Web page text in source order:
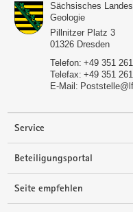
Sächsisches
Geologie
Pillnitzer Platz 3
01326 Dresden
Telefon: +49 351
Telefax: +49 351
E-Mail:
Service
Beteiligungsportal
Seite empfehlen